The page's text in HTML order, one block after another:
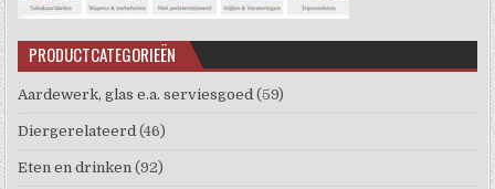
PRODUCTCATEGORIEËN
Aardewerk, glas e.a. serviesgoed (59)
Diergerelateerd (46)
Eten en drinken (92)